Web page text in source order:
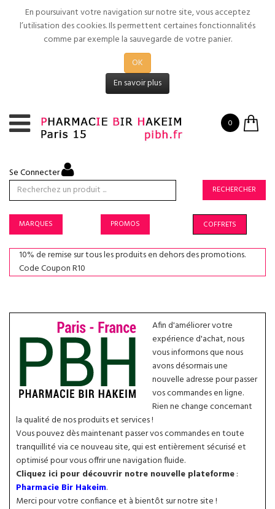
En poursuivant votre navigation sur notre site, vous acceptez
l’utilisation des cookies. Ils permettent certaines fonctionnalités
comme par exemple la sauvegarde de votre panier.
OK
En savoir plus
0
Se Connecter
RECHERCHER
MARQUES PROMOS COFFRETS
10% de remise sur tous les produits en dehors des promotions.
Code Coupon R10
Afin d'améliorer votre
expérience d'achat, nous
vous informons que nous
avons désormais une
nouvelle adresse pour passer
vos commandes en ligne.
Rien ne change concernant
la qualité de nos produits et services !
Vous pouvez dès maintenant passer vos commandes en toute
tranquillité via ce nouveau site, qui est entièrement sécurisé et
optimisé pour vous offrir une navigation fluide.
Cliquez ici pour découvrir notre nouvelle plateforme:
Pharmacie Bir Hakeim.
Merci pour votre confiance et à bientôt sur notre site !